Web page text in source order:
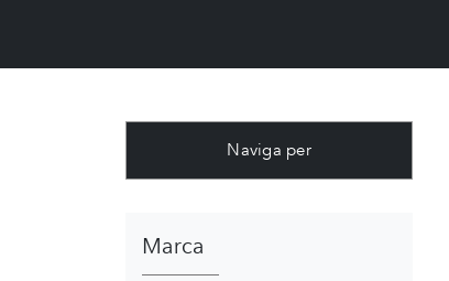
Naviga per
Marca